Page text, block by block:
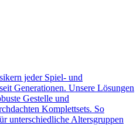
jeder Spiel- und
Generationen. Unsere Lösungen
Gestelle und
Komplettsets. So
unterschiedliche Altersgruppen